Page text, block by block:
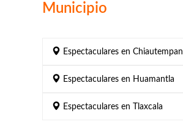
Municipio
Espectaculares en Chiautempan
Espectaculares en Huamantla
Espectaculares en Tlaxcala